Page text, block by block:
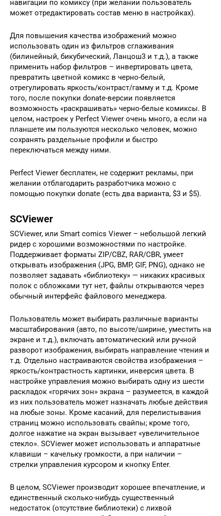
навигации по комиксу (при желании пользователь
может отредактировать состав меню в настройках).
Для повышения качества изображений можно
использовать один из фильтров сглаживания
(билинейный, бикубический, Ланцош3 и т.д.), а также
применить набор фильтров – инвертировать цвета,
превратить цветной комикс в черно-белый,
отрегулировать яркость/контраст/гамму и т.д. Кроме
того, после покупки donate-версии появляется
возможность «раскрашивать» черно-белые комиксы. В
целом, настроек у Perfect Viewer очень много, а если на
планшете им пользуются несколько человек, можно
сохранять раздельные профили и быстро
переключаться между ними.
Perfect Viewer бесплатен, не содержит рекламы, при
желании отблагодарить разработчика можно с
помощью покупки donate (есть два варианта, $3 и $5).
SCViewer
SCViewer, или Smart comics Viewer – небольшой легкий
ридер с хорошими возможностями по настройке.
Поддерживает форматы ZIP/CBZ, RAR/CBR, умеет
открывать изображения (JPG, BMP, GIF, PNG), однако не
позволяет задавать «библиотеку» — никаких красивых
полок с обложками тут нет, файлы открываются через
обычный интерфейс файлового менеджера.
Пользователь может выбирать различные варианты
масштабирования (авто, по высоте/ширине, уместить на
экране и т.д.), включать автоматический или ручной
разворот изображения, выбирать направление чтения и
т.д. Отдельно настраиваются свойства изображения –
яркость/контрастность картинки, инверсия цвета. В
настройке управления можно выбирать одну из шести
раскладок «горячих зон» экрана – разумеется, в каждой
из них пользователь может назначать любые действия
на любые зоны. Кроме касаний, для перелистывания
страниц можно использовать свайпы; кроме того,
долгое нажатие на экран вызывает «увеличительное
стекло». SCViewer может использовать и аппаратные
клавиши – качельку громкости, а при наличии –
стрелки управления курсором и кнопку Enter.
В целом, SCViewer производит хорошее впечатление, и
единственный сколько-нибудь существенный
недостаток (отсутствие библиотеки) с лихвой